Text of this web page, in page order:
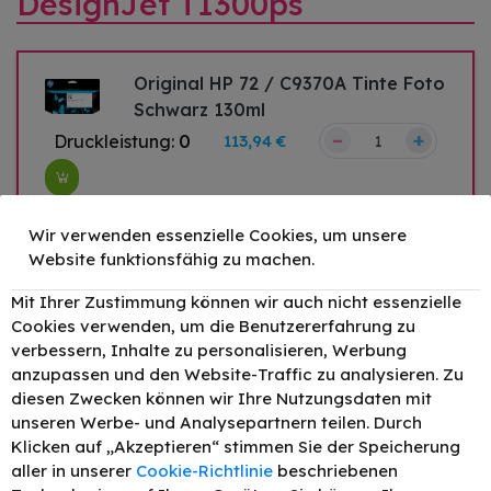
Original HP 72 / C9370A Tinte Foto
Schwarz 130ml
Druckleistung: 0 113,94 € – +
Original HP 72 / C9403A Tinte
Matt Schwarz 130ml
Druckleistung:0 113,94 € – +
Original HP 72 / C9371A Tinte
Cyan 130ml
Druckleistung:0 113,94 € – +
Original HP 72 / C9372A Tinte
Magenta bis zu 9000 Seiten 130ml
Wir verwenden essenzielle Cookies, um unsere
Website funktionsfähig zu machen.
Mit Ihrer Zustimmung können wir auch nicht essenzielle
Cookies verwenden, um die Benutzererfahrung zu
verbessern, Inhalte zu personalisieren, Werbung
anzupassen und den Website-Traffic zu analysieren. Zu
diesen Zwecken können wir Ihre Nutzungsdaten mit
unseren Werbe- und Analysepartnern teilen. Durch
Klicken auf „Akzeptieren“ stimmen Sie der Speicherung
aller in unserer Cookie-Richtlinie beschriebenen